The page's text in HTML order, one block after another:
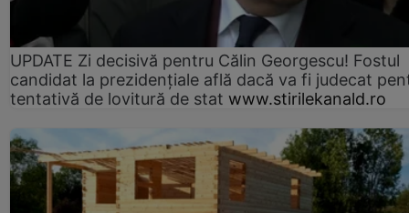
UPDATE Zi decisivă pentru Călin Georgescu! Fostul
candidat la prezidențiale află dacă va fi judecat
tentativă de lovitură de stat www.stirilekanald.ro